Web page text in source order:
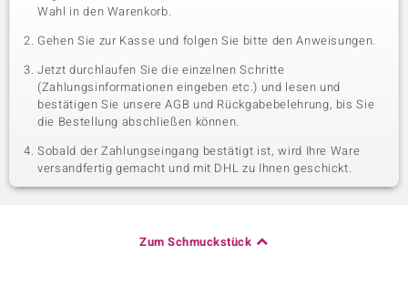
Wahl in den Warenkorb.
Gehen Sie zur Kasse und folgen Sie bitte den Anweisungen.
Jetzt durchlaufen Sie die einzelnen Schritte
(Zahlungsinformationen eingeben etc.) und lesen und
bestätigen Sie unsere AGB und Rückgabebelehrung, bis Sie
die Bestellung abschließen können.
Sobald der Zahlungseingang bestätigt ist, wird Ihre Ware
versandfertig gemacht und mit DHL zu Ihnen geschickt.
Zum Schmuckstück